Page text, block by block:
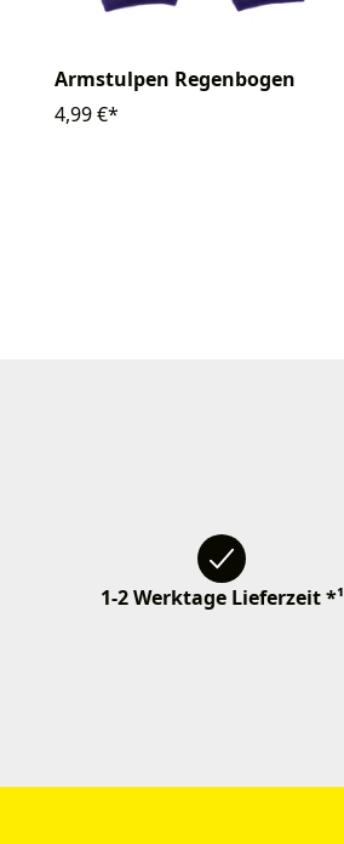
Armstulpen Regenbogen
4,99 €*
1-2 Werktage Lieferzeit *¹